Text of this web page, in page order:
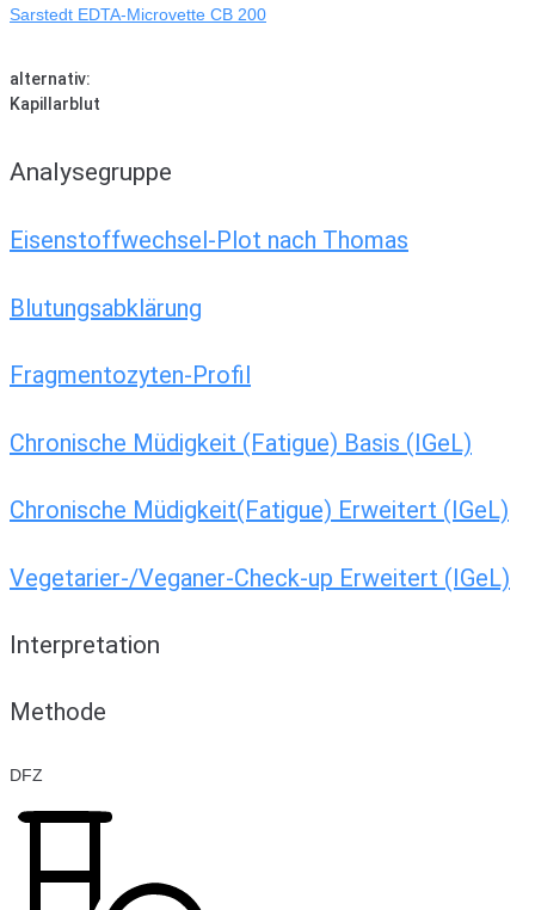
Sarstedt EDTA-Microvette CB 200
alternativ:
Kapillarblut
Analysegruppe
Eisenstoffwechsel-Plot nach Thomas
Blutungsabklärung
Fragmentozyten-Profil
Chronische Müdigkeit (Fatigue) Basis (IGeL)
Chronische Müdigkeit(Fatigue) Erweitert (IGeL)
Vegetarier-/Veganer-Check-up Erweitert (IGeL)
Interpretation
Methode
DFZ